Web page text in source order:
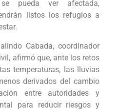
pueda ver afectada,
listos los refugios a
Cabada, coordinador
afirmó que, ante los retos
temperaturas, las lluvias
derivados del cambio
entre autoridades y
para reducir riesgos y